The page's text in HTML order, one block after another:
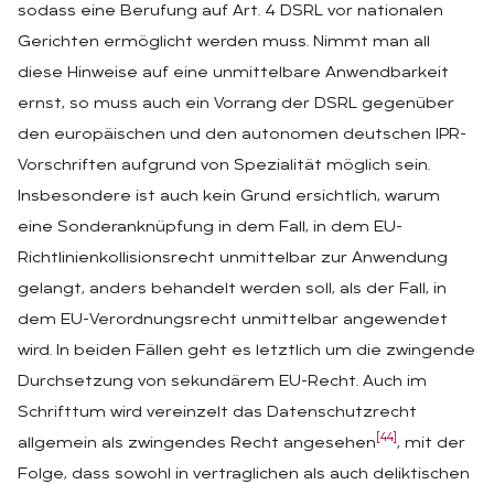
sodass eine Berufung auf Art. 4 DSRL vor nationalen
Gerichten ermöglicht werden muss. Nimmt man all
diese Hinweise auf eine unmittelbare Anwendbarkeit
ernst, so muss auch ein Vorrang der DSRL gegenüber
den europäischen und den autonomen deutschen IPR-
Vorschriften aufgrund von Spezialität möglich sein.
Insbesondere ist auch kein Grund ersichtlich, warum
eine Sonderanknüpfung in dem Fall, in dem EU-
Richtlinienkollisionsrecht unmittelbar zur Anwendung
gelangt, anders behandelt werden soll, als der Fall, in
dem EU-Verordnungsrecht unmittelbar angewendet
wird. In beiden Fällen geht es letztlich um die zwingende
Durchsetzung von sekundärem EU-Recht. Auch im
Schrifttum wird vereinzelt das Datenschutzrecht
allgemein als zwingendes Recht angesehen [44] , mit der
Folge, dass sowohl in vertraglichen als auch deliktischen